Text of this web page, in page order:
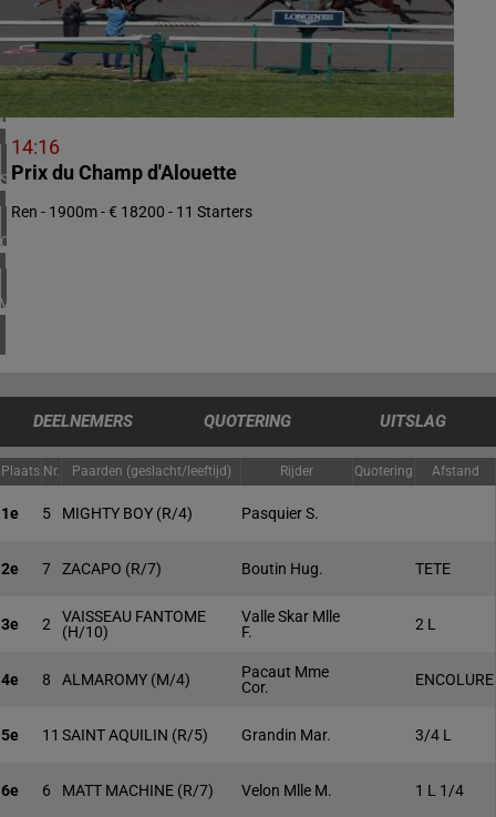
1 meeting(s)
VERENIGD KONINKRIJK
4 meeting(s)
IERLAND
1 meeting(s)
SPANJE
1 meeting(s)
CHILI
1 meeting(s)
VERENIGDE STATEN
4 meeting(s)
14:16
Prix du Champ d'Alouette
Ren - 1900m - € 18200 - 11 Starters
DEELNEMERS QUOTERING UITSLAG
Plaats Nr. Paarden (geslacht/leeftijd) Rijder Quotering Afstand
1e 5 MIGHTY BOY (R/4) Pasquier S.
2e 7 ZACAPO (R/7) Boutin Hug. TETE
3e 2
VAISSEAU FANTOME
(H/10)
Valle Skar Mlle
F.
2 L
4e 8 ALMAROMY (M/4)
Pacaut Mme
Cor.
ENCOLURE
5e 11 SAINT AQUILIN (R/5) Grandin Mar. 3/4 L
6e 6 MATT MACHINE (R/7) Velon Mlle M. 1 L 1/4